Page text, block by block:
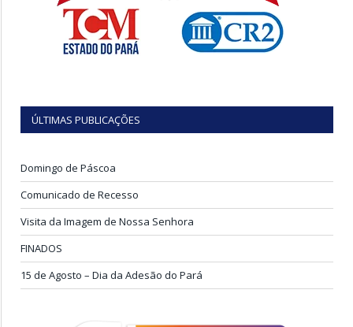
ÚLTIMAS PUBLICAÇÕES
Domingo de Páscoa
Comunicado de Recesso
Visita da Imagem de Nossa Senhora
FINADOS
15 de Agosto – Dia da Adesão do Pará